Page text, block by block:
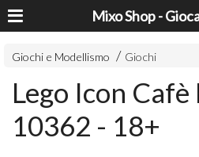
Giochi e Modellismo Giochi
Lego Icon Cafè
10362 - 18+